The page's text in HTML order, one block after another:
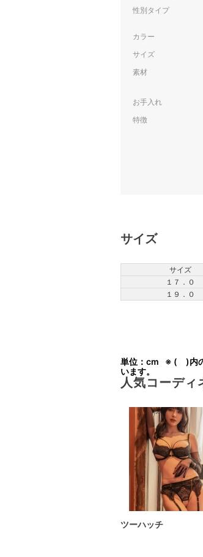
性別タイプ
カラー
サイズ
素材
お手入れ
特徴
サイズ
サイズ
１７．０
１９．０
単位：cm
※ ( )内の
います。
人気コーディ
ツーハッチ